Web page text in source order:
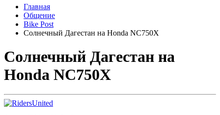
Главная
Общение
Bike Post
Солнечный Дагестан на Honda NC750X
Солнечный Дагестан на
Honda NC750X